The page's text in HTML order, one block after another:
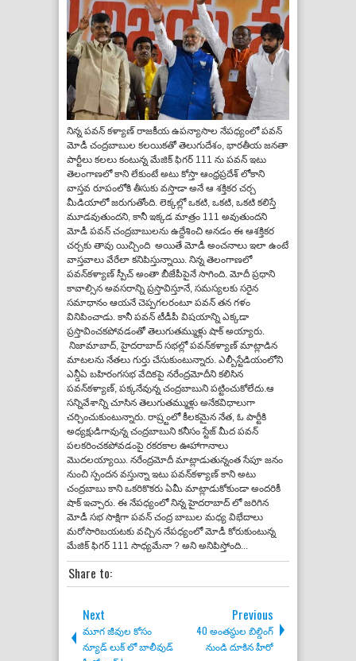
నిన్న పవన్ కళ్యాణ్ రాజకీయ ఉపన్యాసాల నేపధ్యంలో పవన్
మోడీ చంద్రబాబుల కలయికతో తెలుగుదేశం, భారతీయ జనతా
పార్టీలు కలలు కంటున్న మేజిక్ ఫిగర్ 111 ను పవన్ ఇటు
తెలంగాణలో కాని లేకుంటే అటు కోస్తా ఆంధ్రప్రదేశ్ లోకాని
వాస్తవ రూపంలోకి తీసుకు వస్తాడా అనే ఆ శక్తికర చర్చ
మీడియాలో జరుగుతోంది. లెక్కల్లో ఒకటి, ఒకటి, ఒకటి కలిస్తే
మూడవుతుందని, కానీ ఇక్కడ మాత్రం 111 అవుతుందని
మోడీ పవన్ చంద్రబాబులను ఉద్దేశించి అనడం ఈ ఆశక్తికర
చర్చకు తావు యిచ్చింది అయితే మోడీ అంచనాలు ఇలా ఉంటే
వాస్తవాలు వేరేలా కనిపిస్తున్నాయి. నిన్న తెలంగాణలో
పవన్‌కళ్యాణ్ స్పీచ్ అంతా బీజేపీపైనే సాగింది. మోదీ ప్రధాని
కావాల్సిన అవసరాన్ని ప్రస్తావిస్తూనే, సమస్యలకు సరైన
సమాధానం ఆయనే చెప్పగలరంటూ పవన్ తన గళం
వినిపించాడు. కానీ పవన్ టీడీపీ విషయాన్ని ఎక్కడా
ప్రస్తావించకపోవడంతో తెలుగుతమ్ముళ్లు షాక్ అయ్యారు.
నిజామాబాద్, హైదరాబాద్ సభల్లో పవన్‌కళ్యాణ్ మాట్లాడిన
మాటలను నేతలు గుర్తు చేసుకుంటున్నారు. ఎల్బీస్టేడియంలోని
ఎన్డీఏ బహిరంగసభ వేదికపై నరేంద్రమోదీని కలిసిన
పవన్‌కళ్యాణ్, పక్కనేవున్న చంద్రబాబుని పట్టించుకోలేదు.ఆ
సన్నివేశాన్ని చూసిన తెలుగుతమ్ముళ్లు అనేకవిధాలుగా
చర్చించుకుంటున్నారు. రాష్ర్టంలో కీలకమైన నేత, ఓ పార్టీకి
అధ్యక్షుడిగావున్న చంద్రబాబుని కనీసం స్టేజ్ మీద పవన్
పలకరించకపోవడంపై రకరకాల ఊహాగానాలు
మొదలయ్యాయి. నరేంద్రమోదీ మాట్లాడుతున్నంత సేపూ జనం
నుంచి స్పందన వస్తున్నా ఇటు పవన్‌కళ్యాణ్ కాని అటు
చంద్రబాబు కాని ఒకరికొకరు ఏమీ మాట్లాడుకోకుండా అందరికీ
షాక్ ఇచ్చారు. ఈ నేపధ్యంలో నిన్న హైదరాబాద్ లో జరిగిన
మోడీ సభ సాక్షిగా పవన్ చంద్ర బాబుల మధ్య విభేదాలు
మరోసారిబయటకు వచ్చిన నేపధ్యంలో మోడీ కోరుకుంటున్న
మేజిక్ ఫిగర్ 111 సాధ్యమేనా ? అని అనిపిస్తోంది...
Share to:
Next
మూగ జీవుల కోసం
న్యూడ్ లుక్ లో బాలీవుడ్
Previous
40 అంతస్థుల బిల్డింగ్
నుండి దూకిన హీరో